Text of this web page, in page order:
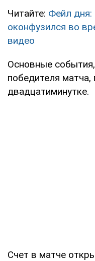
Читайте: Фейл дня:
оконфузился во
видео
Основные
победителя
двадцатиминутке.
Счет в матче